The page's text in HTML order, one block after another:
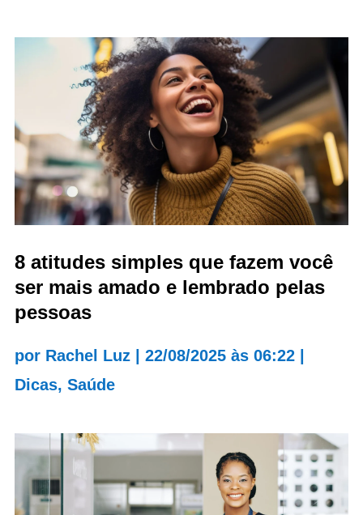
8 atitudes simples que fazem você
ser mais amado e lembrado pelas
pessoas
por Rachel Luz| 22/08/2025 às 06:22|
Dicas, Saúde